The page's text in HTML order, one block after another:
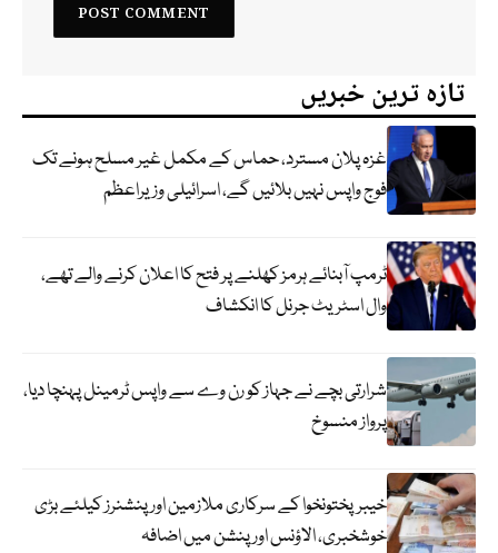
تازہ ترین خبریں
غزہ پلان مسترد، حماس کے مکمل غیر مسلح ہونے تک
فوج واپس نہیں بلائیں گے، اسرائیلی وزیراعظم
ٹرمپ آبنائے ہرمز کھلنے پر فتح کا اعلان کرنے والے تھے،
وال اسٹریٹ جرنل کا انکشاف
شرارتی بچے نے جہاز کو رن وے سے واپس ٹرمینل پہنچا دیا،
پرواز منسوخ
خیبرپختونخوا کے سرکاری ملازمین اور پنشنرز کیلئے بڑی
خوشخبری، الاؤنس اور پنشن میں اضافہ